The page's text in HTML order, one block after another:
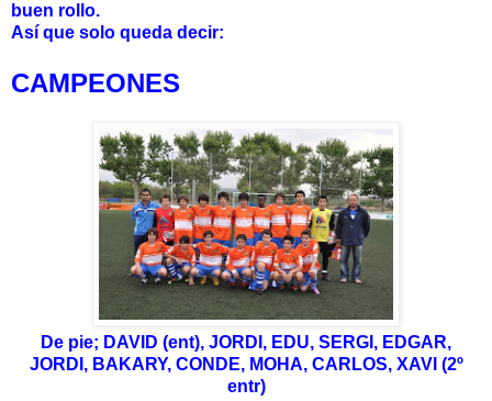
buen rollo.
Así que solo queda decir:
CAMPEONES
De pie; DAVID (ent), JORDI, EDU, SERGI, EDGAR,
JORDI, BAKARY, CONDE, MOHA, CARLOS, XAVI (2º
entr)